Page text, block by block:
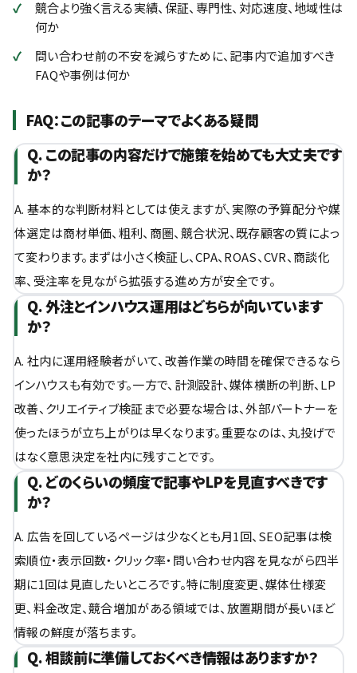
競合より強く言える実績、保証、専門性、対応速度、地域性は
何か
問い合わせ前の不安を減らすために、記事内で追加すべき
FAQや事例は何か
FAQ：この記事のテーマでよくある疑問
Q. この記事の内容だけで施策を始めても大丈夫です
か？
A. 基本的な判断材料としては使えますが、実際の予算配分や媒
体選定は商材単価、粗利、商圏、競合状況、既存顧客の質によっ
て変わります。まずは小さく検証し、CPA、ROAS、CVR、商談化
率、受注率を見ながら拡張する進め方が安全です。
Q. 外注とインハウス運用はどちらが向いています
か？
A. 社内に運用経験者がいて、改善作業の時間を確保できるなら
インハウスも有効です。一方で、計測設計、媒体横断の判断、LP
改善、クリエイティブ検証まで必要な場合は、外部パートナーを
使ったほうが立ち上がりは早くなります。重要なのは、丸投げで
はなく意思決定を社内に残すことです。
Q. どのくらいの頻度で記事やLPを見直すべきです
か？
A. 広告を回しているページは少なくとも月1回、SEO記事は検
索順位・表示回数・クリック率・問い合わせ内容を見ながら四半
期に1回は見直したいところです。特に制度変更、媒体仕様変
更、料金改定、競合増加がある領域では、放置期間が長いほど
情報の鮮度が落ちます。
Q. 相談前に準備しておくべき情報はありますか？